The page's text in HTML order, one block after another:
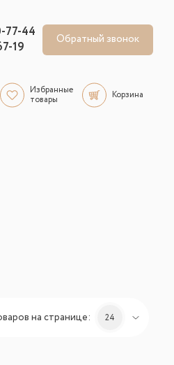
77-44
19 Обратный звонок
Избранные
товары
Корзина
на странице: 24